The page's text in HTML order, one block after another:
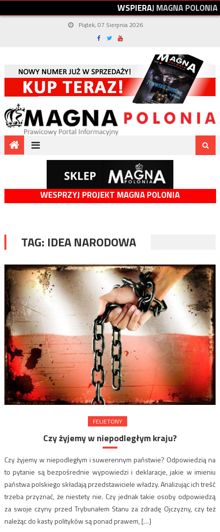
WSPIERAJMAGNAPOLONIA
Piątek, 07 Sierpnia 2026
WESPRZYJ PROJEKT MAGNA POLONIA
TAG: IDEA NARODOWA
FELIETONY
Czy żyjemy w niepodległym kraju?
Czy żyjemy w niepodległym i suwerennym państwie? Odpowiedzią na
to pytanie są bezpośrednie wypowiedzi i deklaracje, jakie w imieniu
państwa polskiego składają przedstawiciele władzy. Analizując ich treść
trzeba przyznać, że niestety nie. Czy jednak takie osoby odpowiedzą
za swoje czyny przed Trybunałem Stanu za zdradę Ojczyzny, czy też
należąc do kasty polityków są ponad prawem, […]